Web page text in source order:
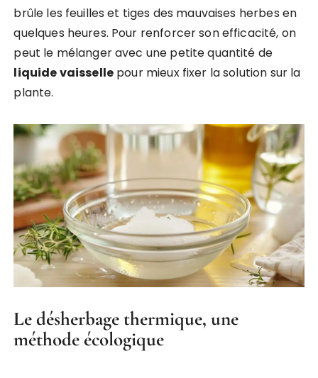
brûle les feuilles et tiges des mauvaises herbes en
quelques heures. Pour renforcer son efficacité, on
peut le mélanger avec une petite quantité de
liquide vaisselle pour mieux fixer la solution sur la
plante.
Le désherbage thermique, une
méthode écologique